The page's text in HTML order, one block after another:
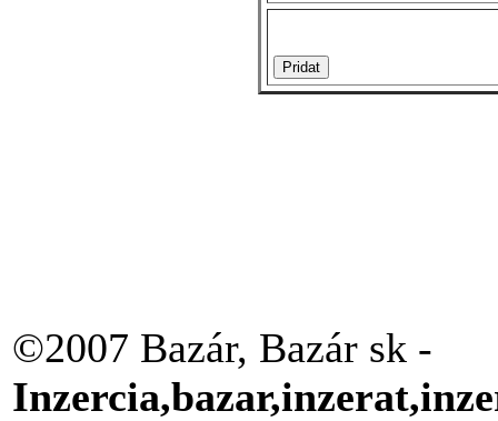
©2007 Bazár, Bazár sk -